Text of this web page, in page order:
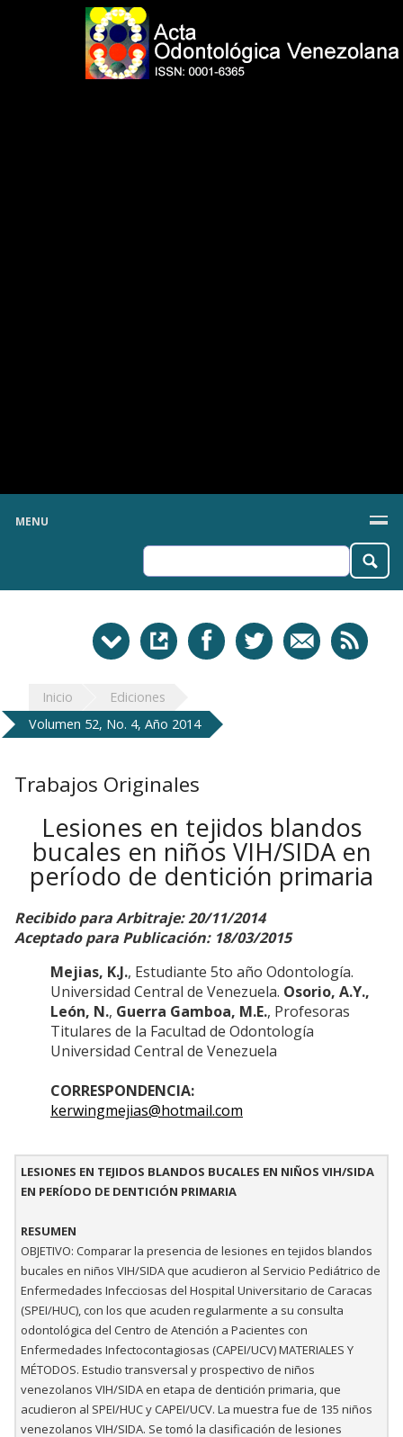
MENU
Inicio
Ediciones
Volumen 52, No. 4, Año 2014
Trabajos Originales
Lesiones en tejidos blandos
bucales en niños VIH/SIDA en
período de dentición primaria
Recibido para Arbitraje: 20/11/2014
Aceptado para Publicación: 18/03/2015
Mejias, K.J., Estudiante 5to año Odontología.
Universidad Central de Venezuela. Osorio, A.Y.,
León, N., Guerra Gamboa, M.E., Profesoras
Titulares de la Facultad de Odontología
Universidad Central de Venezuela
CORRESPONDENCIA:
kerwingmejias@hotmail.com
LESIONES EN TEJIDOS BLANDOS BUCALES EN NIÑOS VIH/SIDA
EN PERÍODO DE DENTICIÓN PRIMARIA
RESUMEN
OBJETIVO: Comparar la presencia de lesiones en tejidos blandos
bucales en niños VIH/SIDA que acudieron al Servicio Pediátrico de
Enfermedades Infecciosas del Hospital Universitario de Caracas
(SPEI/HUC), con los que acuden regularmente a su consulta
odontológica del Centro de Atención a Pacientes con
Enfermedades Infectocontagiosas (CAPEI/UCV) MATERIALES Y
MÉTODOS. Estudio transversal y prospectivo de niños
venezolanos VIH/SIDA en etapa de dentición primaria, que
acudieron al SPEI/HUC y CAPEI/UCV. La muestra fue de 135 niños
venezolanos VIH/SIDA. Se tomó la clasificación de lesiones